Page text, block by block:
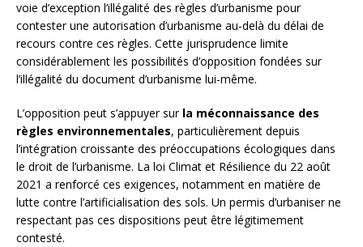
voie d’exception l’illégalité des règles d’urbanisme pour
contester une autorisation d’urbanisme au-delà du délai de
recours contre ces règles. Cette jurisprudence limite
considérablement les possibilités d’opposition fondées sur
l’illégalité du document d’urbanisme lui-même.
L’opposition peut s’appuyer sur la méconnaissance des
règles environnementales, particulièrement depuis
l’intégration croissante des préoccupations écologiques dans
le droit de l’urbanisme. La loi Climat et Résilience du 22 août
2021 a renforcé ces exigences, notamment en matière de
lutte contre l’artificialisation des sols. Un permis d’urbaniser ne
respectant pas ces dispositions peut être légitimement
contesté.